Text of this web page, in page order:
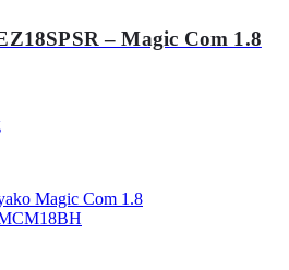
– Magic Com 1.8